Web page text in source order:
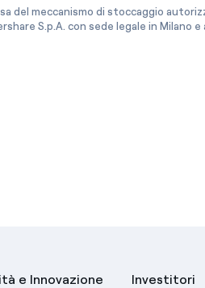
del meccanismo di stoccaggio
S.p.A. con sede legale in Milano
e Innovazione
Investitori